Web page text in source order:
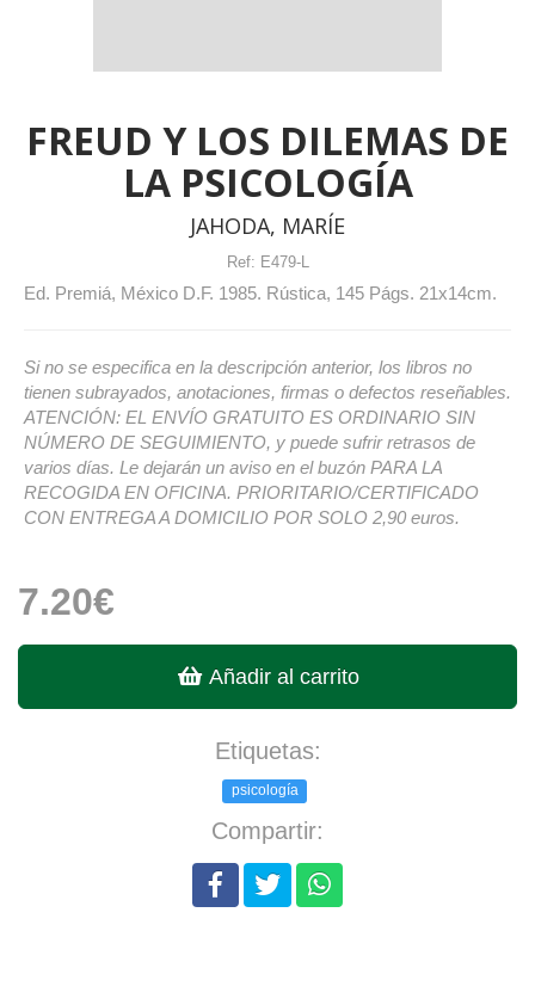
FREUD Y LOS DILEMAS DE
LA PSICOLOGÍA
JAHODA, MARÍE
Ref: E479-L
Ed. Premiá, México D.F. 1985. Rústica, 145 Págs. 21x14cm.
Si no se especifica en la descripción anterior, los libros no
tienen subrayados, anotaciones, firmas o defectos reseñables.
ATENCIÓN: EL ENVÍO GRATUITO ES ORDINARIO SIN
NÚMERO DE SEGUIMIENTO, y puede sufrir retrasos de
varios días. Le dejarán un aviso en el buzón PARA LA
RECOGIDA EN OFICINA. PRIORITARIO/CERTIFICADO
CON ENTREGA A DOMICILIO POR SOLO 2,90 euros.
7.20€
Añadir al carrito
Etiquetas:
psicología
Compartir: